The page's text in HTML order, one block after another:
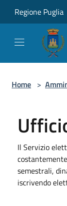
Regione Puglia
Home >
Il Servizio
semestrali,
iscrivendo